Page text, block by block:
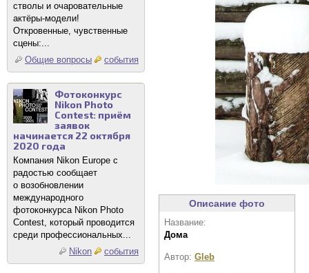
стволы и очаровательные
актёры-модели!
Откровенные, чувственные
сцены:...
Общие вопросы
события
Фотоконкурс
Nikon Photo
Contest: приём
заявок
начинается 22 октября
2020 года
Компания Nikon Europe с
радостью сообщает
о возобновлении
международного
фотоконкурса Nikon Photo
Contest, который проводится
среди профессиональных...
Nikon
события
Описание фото
Название:
Дома
Автор: Gleb